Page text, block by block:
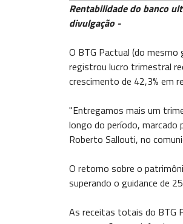
Rentabilidade do banco
divulgação -
O BTG Pactual (do
registrou lucro trimestral
crescimento de 42,3% em
"Entregamos mais um
longo do período, marcado
Roberto Sallouti, no
O retorno sobre o
superando o guidance de
As receitas totais do BTG